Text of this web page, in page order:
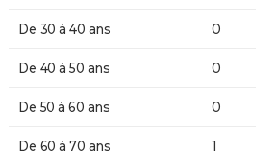
De 30 à 40 ans 0
De 40 à 50 ans 0
De 50 à 60 ans 0
De 60 à 70 ans 1